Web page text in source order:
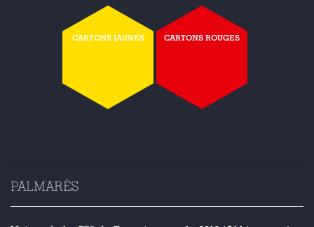
CARTONS JAUNES CARTONS ROUGES
PALMARÈS